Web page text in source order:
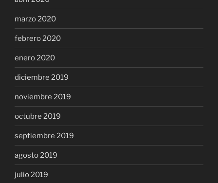
marzo 2020
febrero 2020
enero 2020
diciembre 2019
noviembre 2019
octubre 2019
septiembre 2019
agosto 2019
julio 2019